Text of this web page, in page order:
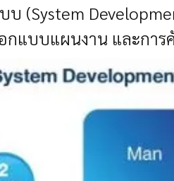
(System
แบบแผนงาน และการ